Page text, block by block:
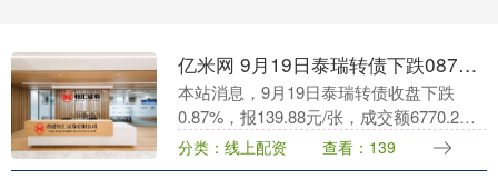
亿米网 9月19日泰瑞转债下跌087%，转股溢价率806%
本站消息，9月19日泰瑞转债收盘下跌
0.87%，报139.88元/张，成交额6770.2万
元，转股溢价率8.06%。 资料显示，泰瑞
转债信用级别为“AA-”，债....
分类：线上配资 查看：139